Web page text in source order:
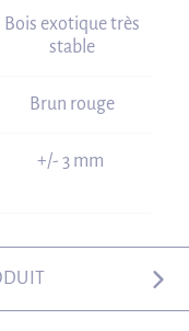
Bois exotique très
stable
Brun rouge
+/- 3 mm